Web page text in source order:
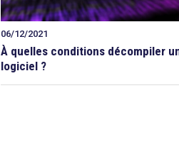
06/12/2021
À quelles conditions décompiler
logiciel ?